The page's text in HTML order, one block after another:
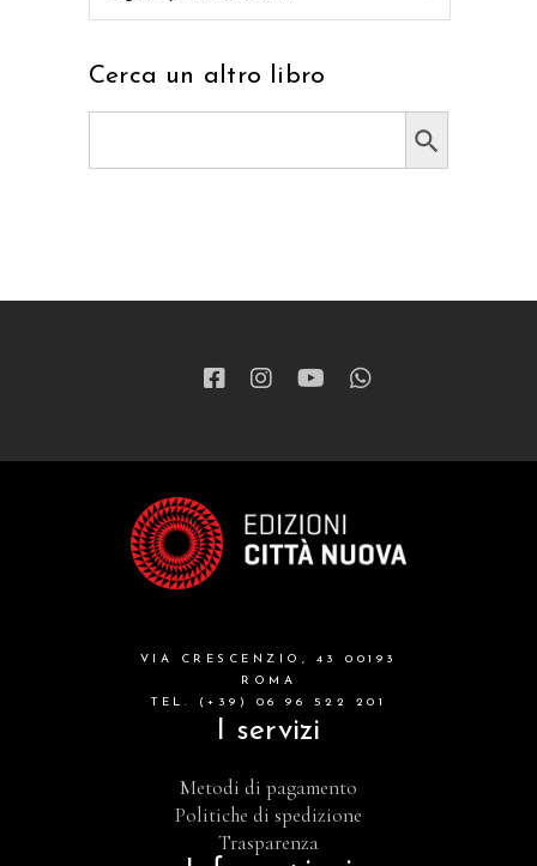
Cerca un altro libro
Search Button
VIA CRESCENZIO, 43 00193
ROMA
TEL. (+39) 06 96 522 201
I servizi
Metodi di pagamento
Politiche di spedizione
Trasparenza